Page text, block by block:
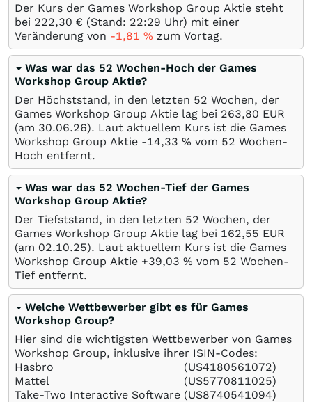
Der Kurs der Games Workshop Group Aktie steht
bei 222,30 € (Stand: 22:29 Uhr) mit einer
Veränderung von -1,81 % zum Vortag.
Was war das 52 Wochen-Hoch der Games
Workshop Group Aktie?
Der Höchststand, in den letzten 52 Wochen, der
Games Workshop Group Aktie lag bei 263,80 EUR
(am 30.06.26). Laut aktuellem Kurs ist die Games
Workshop Group Aktie -14,33 % vom 52 Wochen-
Hoch entfernt.
Was war das 52 Wochen-Tief der Games
Workshop Group Aktie?
Der Tiefststand, in den letzten 52 Wochen, der
Games Workshop Group Aktie lag bei 162,55 EUR
(am 02.10.25). Laut aktuellem Kurs ist die Games
Workshop Group Aktie +39,03 % vom 52 Wochen-
Tief entfernt.
Welche Wettbewerber gibt es für Games
Workshop Group?
Hier sind die wichtigsten Wettbewerber von Games
Workshop Group, inklusive ihrer ISIN-Codes:
Hasbro
(US4180561072)
Mattel
(US5770811025)
Take-Two Interactive Software (US8740541094)